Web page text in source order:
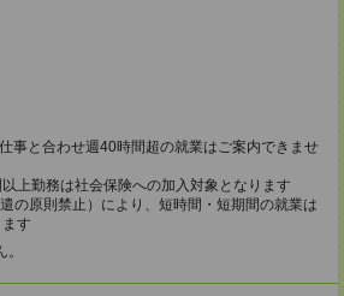
事と合わせ週40時間超の就業はご案内できませ
上勤務は社会保険への加入対象となります
の原則禁止）により、短時間・短期間の就業は
す